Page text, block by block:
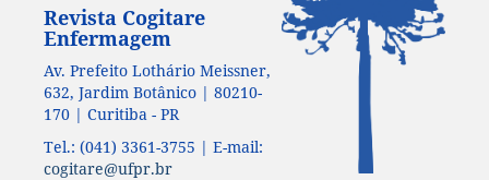
Revista Cogitare
Enfermagem
Av. Prefeito Lothário Meissner,
632, Jardim Botânico | 80210-
170 | Curitiba - PR
Tel.: (041) 3361-3755 | E-mail:
cogitare@ufpr.br